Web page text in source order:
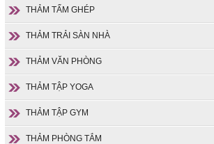
THẢM TẤM GHÉP
THẢM TRẢI SÀN NHÀ
THẢM VĂN PHÒNG
THẢM TẬP YOGA
THẢM TẬP GYM
THẢM PHÒNG TẮM